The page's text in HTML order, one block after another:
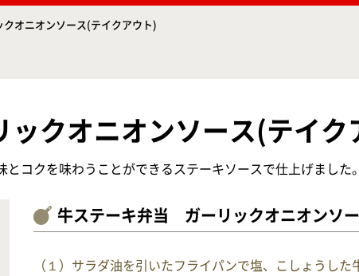
オニオンソース(テイクアウト)
クオニオンソース(テイク
コクを味わうことができるステーキソースで仕上げました。
牛ステーキ弁当 ガーリックオニオンソ
（１）サラダ油を引いたフライパンで塩、こしょうし